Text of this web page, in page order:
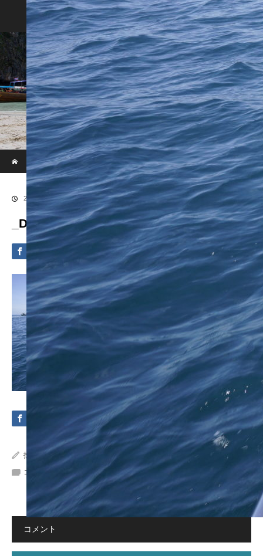
Phi Phi & Khai Island by Speed Boat
ブログ
_DSC1819
2020.09.4
_DSC1819
投稿者:Crystal Sea Marine
コメント:
コメント